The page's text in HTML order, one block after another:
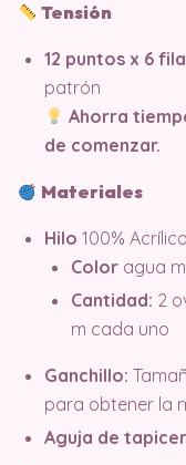
Tensión
12 puntos x 6
patrón
Ahorra
de comenzar.
Materiales
Hilo 100%
Color agua
Cantidad: 2
m cada uno
Ganchillo:
para obtener la
Aguja de